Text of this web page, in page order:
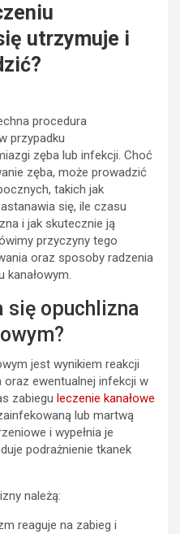
utrzymuje i
procedura
przypadku
zęba lub infekcji. Choć
zęba, może prowadzić
takich jak
się, ile czasu
i jak skutecznie ją
przyczyny tego
oraz sposoby radzenia
kanałowym.
się opuchlizna
jest wynikiem reakcji
ewentualnej infekcji w
zabiegu leczenie kanałowe
lub martwą
i wypełnia je
podrażnienie tkanek
należą:
reaguje na zabieg i